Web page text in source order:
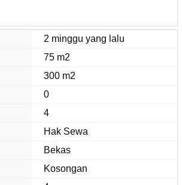
2 minggu yang lalu
75 m2
300 m2
0
4
Hak Sewa
Bekas
Kosongan